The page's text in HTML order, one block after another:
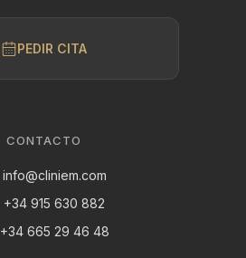
PEDIR CITA
CONTACTO
info@cliniem.com
+34 915 630 882
+34 665 29 46 48